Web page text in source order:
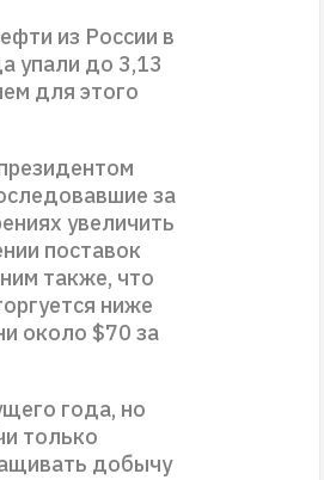
из России в
упали до 3,13
для этого
за
увеличить
поставок
также, что
ниже
около $70 за
года, но
только
добычу